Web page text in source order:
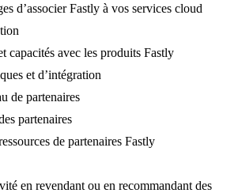
d’associer Fastly à vos services cloud
capacités avec les produits Fastly
et d’intégration
de partenaires
partenaires
de partenaires Fastly
en revendant ou en recommandant des